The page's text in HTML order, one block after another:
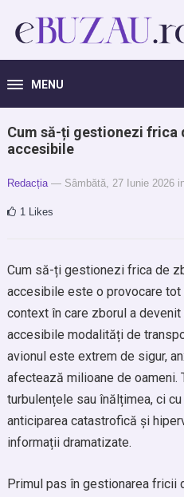
MENU
Cum să-ți gestionezi
accesibile
Redacția — Sâmbătă, 27 Iunie 2026
1 Likes
Cum să-ți gestionezi frica de
accesibile este o provocare tot
context în care zborul a
accesibile modalități de
avionul este extrem de sigur,
afectează milioane de oameni.
turbulențele sau înălțimea, ci
anticiparea catastrofică și
informații dramatizate.
Primul pas în gestionarea